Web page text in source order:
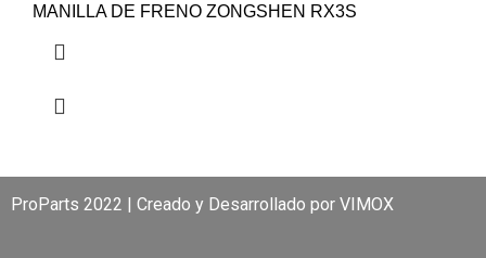
MANILLA DE FRENO ZONGSHEN RX3S
ProParts 2022 | Creado y Desarrollado por VIMOX